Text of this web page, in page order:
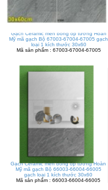
Gạch Ceramic men bóng ốp tường Hoàn
Mỹ mã gạch Bộ 67003-67004-67005 gạch
loại 1 kích thước 30x60
Mã sản phẩm : 67003-67004-67005
Gạch Ceramic men bóng ốp tường Hoàn
Mỹ mã gạch Bộ 66003-66004-66005
gạch loại 1 kích thước 30x60
Mã sản phẩm : 66003-66004-66005